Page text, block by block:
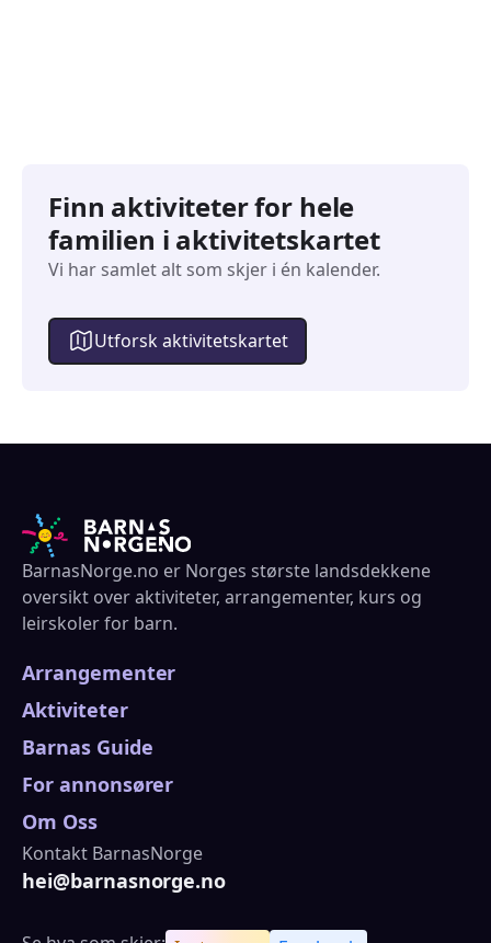
Finn aktiviteter for hele
familien i aktivitetskartet
Vi har samlet alt som skjer i én kalender.
Utforsk aktivitetskartet
BarnasNorge.no er Norges største landsdekkene
oversikt over aktiviteter, arrangementer, kurs og
leirskoler for barn.
Arrangementer
Aktiviteter
Barnas Guide
For annonsører
Om Oss
Kontakt BarnasNorge
hei@barnasnorge.no